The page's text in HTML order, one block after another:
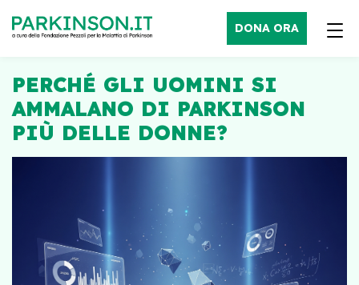
DONA ORA
PERCHÉ GLI UOMINI SI
AMMALANO DI PARKINSON
PIÙ DELLE DONNE?